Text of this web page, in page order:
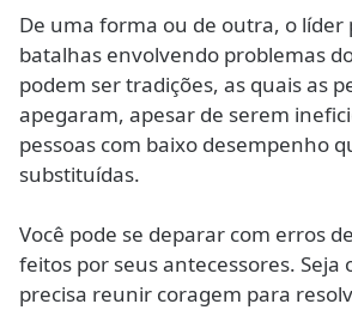
De uma forma ou de outra, o líder
batalhas envolvendo problemas
podem ser tradições, as quais as
apegaram, apesar de serem
pessoas com baixo desempenho
substituídas.
Você pode se deparar com erros
feitos por seus antecessores. Seja
precisa reunir coragem para